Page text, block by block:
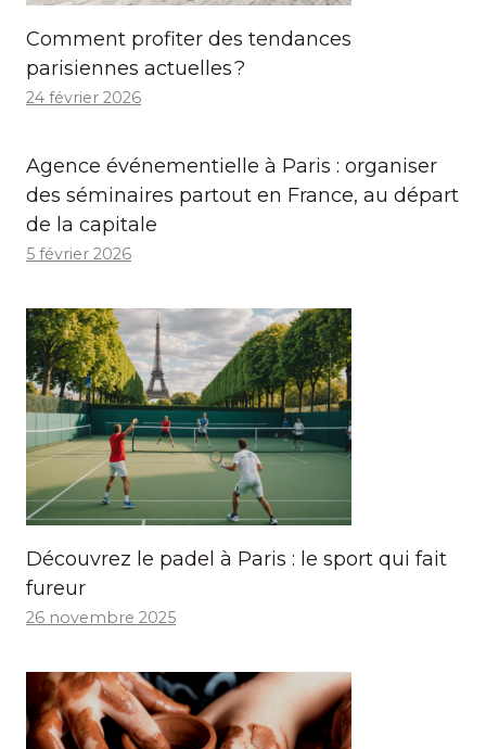
Comment profiter des tendances
parisiennes actuelles ?
24 février 2026
Agence événementielle à Paris : organiser
des séminaires partout en France, au départ
de la capitale
5 février 2026
Découvrez le padel à Paris : le sport qui fait
fureur
26 novembre 2025